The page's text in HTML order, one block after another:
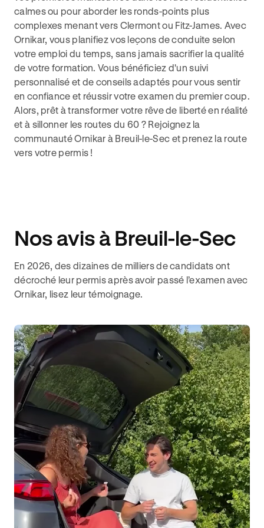
calmes ou pour aborder les ronds-points plus
complexes menant vers Clermont ou Fitz-James. Avec
Ornikar, vous planifiez vos leçons de conduite selon
votre emploi du temps, sans jamais sacrifier la qualité
de votre formation. Vous bénéficiez d'un suivi
personnalisé et de conseils adaptés pour vous sentir
en confiance et réussir votre examen du premier coup.
Alors, prêt à transformer votre rêve de liberté en réalité
et à sillonner les routes du 60 ? Rejoignez la
communauté Ornikar à Breuil-le-Sec et prenez la route
vers votre permis !
Nos avis à Breuil-le-Sec
En 2026, des dizaines de milliers de candidats ont
décroché leur permis après avoir passé l’examen avec
Ornikar, lisez leur témoignage.